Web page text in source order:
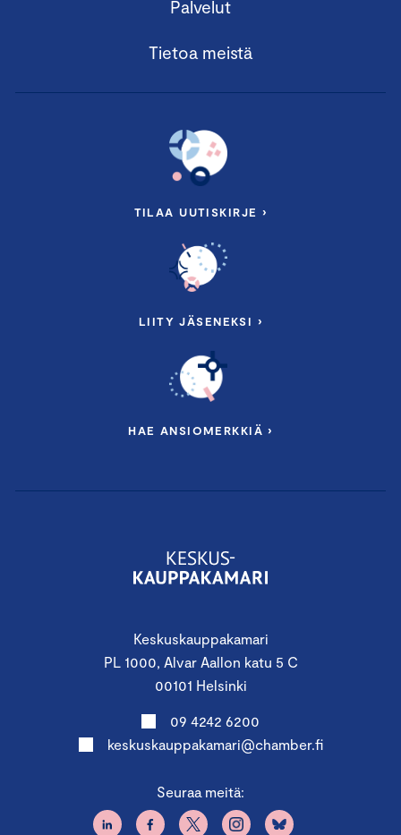
Keskuskauppakamari
PL 1000, Alvar Aallon katu 5 C
00101 Helsinki
09 4242 6200
keskuskauppakamari@chamber.fi
Seuraa meitä:
Palvelut
Tietoa meistä
TILAA UUTISKIRJE ›
LIITY JÄSENEKSI ›
HAE ANSIOMERKKIÄ ›